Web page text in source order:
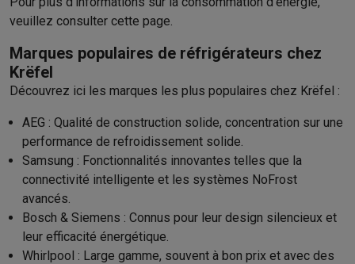
veuillez consulter cette page.
Marques populaires de réfrigérateurs chez
Krëfel
Découvrez ici les marques les plus populaires chez Krëfel :
AEG : Qualité de construction solide, concentration sur une
performance de refroidissement solide.
Samsung : Fonctionnalités innovantes telles que la
connectivité intelligente et les systèmes NoFrost
avancés.
Bosch & Siemens : Connus pour leur design silencieux et
leur efficacité énergétique.
Whirlpool : Large gamme, souvent à bon prix et avec des